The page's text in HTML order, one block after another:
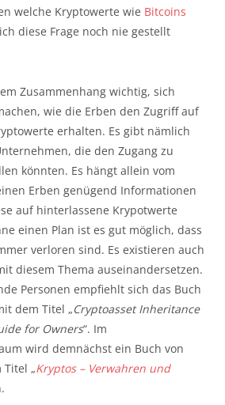
welche Kryptowerte wie Bitcoins
diese Frage noch nie gestellt
Zusammenhang wichtig, sich
wie die Erben den Zugriff auf
erhalten. Es gibt nämlich
die den Zugang zu
könnten. Es hängt allein vom
Erben genügend Informationen
auf hinterlassene Krypotwerte
einen Plan ist es gut möglich, dass
verloren sind. Es existieren auch
diesem Thema auseinandersetzen.
Personen empfiehlt sich das Buch
dem Titel „Cryptoasset Inheritance
for Owners“. Im
wird demnächst ein Buch von
„Kryptos – Verwahren und